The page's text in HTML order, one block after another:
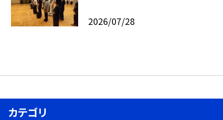
2026/07/28
カテゴリ